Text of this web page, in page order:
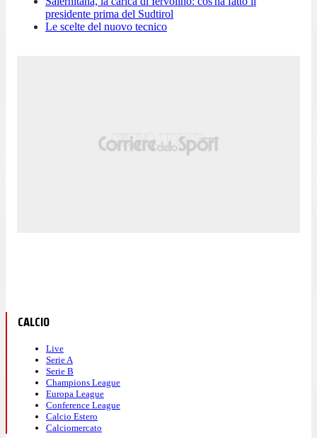
presidente prima del Sudtirol
Le scelte del nuovo tecnico
CALCIO
Live
Serie A
Serie B
Champions League
Europa League
Conference League
Calcio Estero
Calciomercato